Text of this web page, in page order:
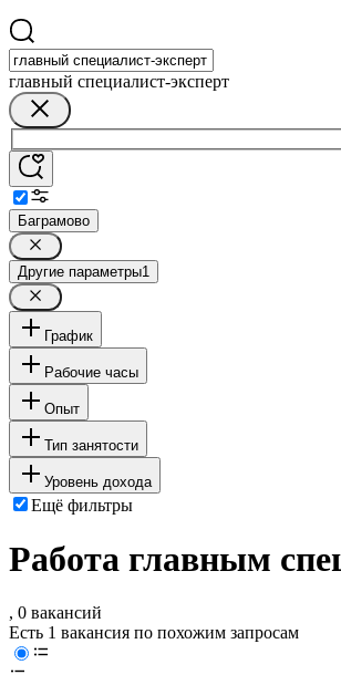
главный специалист-эксперт
Баграмово
Другие параметры1
График
Рабочие часы
Опыт
Тип занятости
Уровень дохода
Ещё фильтры
Работа главным
, 0 вакансий
Есть 1 вакансия по похожим запросам